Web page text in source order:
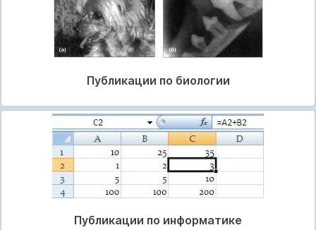
Публикации по биологии
Публикации по информатике